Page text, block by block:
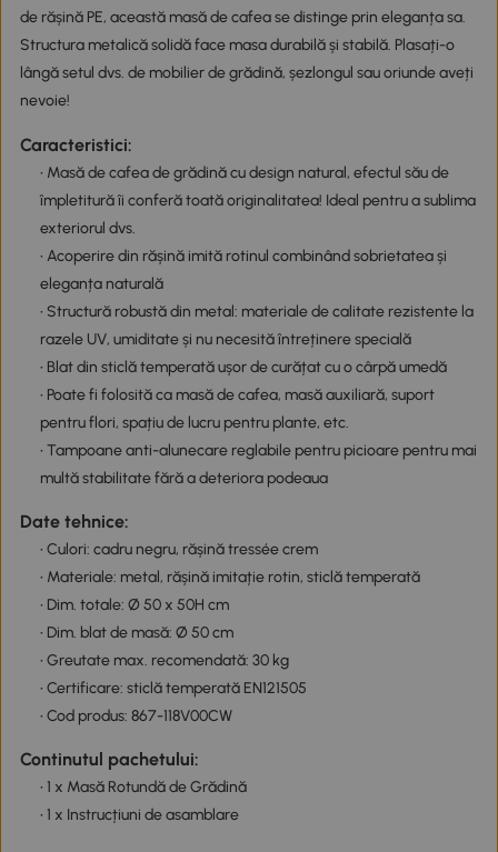
de rășină PE, această masă de cafea se distinge prin eleganța sa.
Structura metalică solidă face masa durabilă și stabilă. Plasați-o
lângă setul dvs. de mobilier de grădină, șezlongul sau oriunde aveți
nevoie!
Caracteristici:
• Masă de cafea de grădină cu design natural, efectul său de
împletitură îi conferă toată originalitatea! Ideal pentru a sublima
exteriorul dvs.
• Acoperire din rășină imită rotinul combinând sobrietatea și
eleganța naturală
• Structură robustă din metal: materiale de calitate rezistente la
razele UV, umiditate și nu necesită întreținere specială
• Blat din sticlă temperată ușor de curățat cu o cârpă umedă
• Poate fi folosită ca masă de cafea, masă auxiliară, suport
pentru flori, spațiu de lucru pentru plante, etc.
• Tampoane anti-alunecare reglabile pentru picioare pentru mai
multă stabilitate fără a deteriora podeaua
Date tehnice:
• Culori: cadru negru, rășină tressée crem
• Materiale: metal, rășină imitație rotin, sticlă temperată
• Dim. totale: Ø 50 x 50H cm
• Dim. blat de masă: Ø 50 cm
• Greutate max. recomendată: 30 kg
• Certificare: sticlă temperată EN121505
• Cod produs: 867-118V00CW
Continutul pachetului:
• 1 x Masă Rotundă de Grădină
• 1 x Instrucțiuni de asamblare